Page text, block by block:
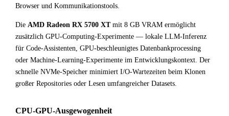
Browser und Kommunikationstools.
Die AMD Radeon RX 5700 XTmit 8 GB VRAM ermöglicht
zusätzlich GPU-Computing-Experimente — lokale LLM-Inferenz
für Code-Assistenten, GPU-beschleunigtes Datenbankprocessing
oder Machine-Learning-Experimente im Entwicklungskontext. Der
schnelle NVMe-Speicher minimiert I/O-Wartezeiten beim Klonen
großer Repositories oder Lesen umfangreicher Datasets.
CPU-GPU-Ausgewogenheit